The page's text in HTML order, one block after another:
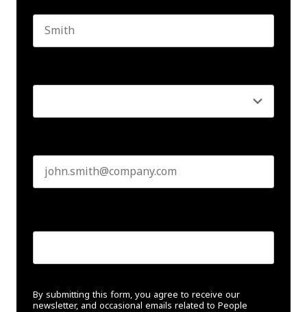
By submitting this form, you agree to receive our
newsletter, and occasional emails related to People